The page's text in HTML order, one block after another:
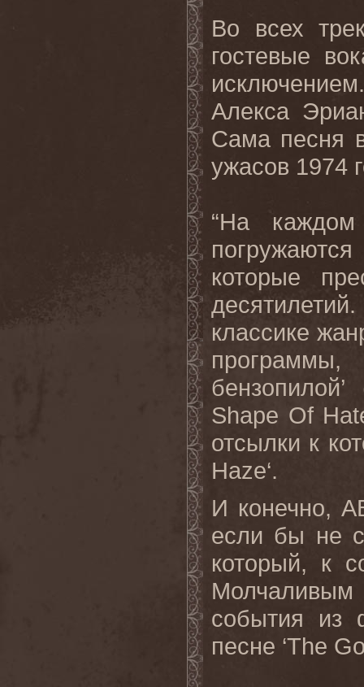
Во всех
гостевые
Алекса
Сама песня
ужасов 1974
“На
которые
классике
бензопилой’
Shape Of
отсылки к
Haze‘.
И конечно,
если бы не
который, к
Молчаливым
события из
песне ‘The